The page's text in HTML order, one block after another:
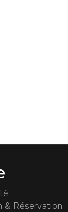
& Réservation